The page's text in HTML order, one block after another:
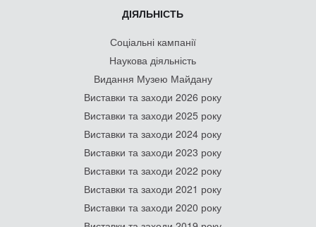
ДІЯЛЬНІСТЬ
Соціальні кампанії
Наукова діяльність
Видання Музею Майдану
Виставки та заходи 2026 року
Виставки та заходи 2025 року
Виставки та заходи 2024 року
Виставки та заходи 2023 року
Виставки та заходи 2022 року
Виставки та заходи 2021 року
Виставки та заходи 2020 року